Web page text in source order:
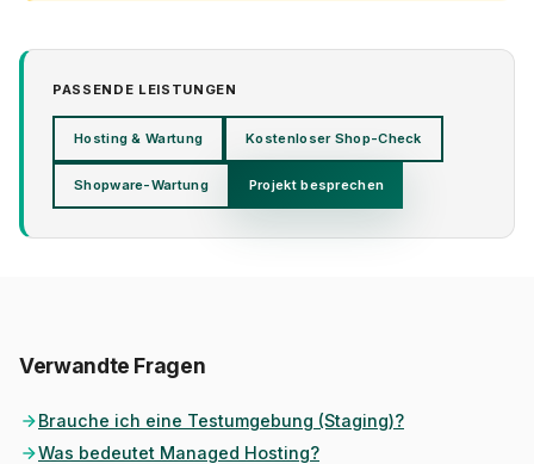
PASSENDE LEISTUNGEN
Hosting & Wartung Kostenloser Shop-Check
Shopware-Wartung Projekt besprechen
Verwandte Fragen
Brauche ich eine Testumgebung (Staging)?
Was bedeutet Managed Hosting?